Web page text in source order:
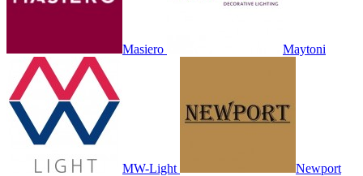
Masiero Maytoni
MW-Light Newport